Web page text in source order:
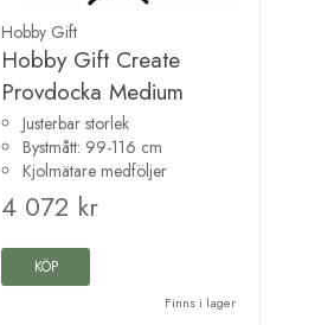
Hobby Gift
Hobby Gift Create
Provdocka Medium
Justerbar storlek
Bystmått: 99-116 cm
Kjolmätare medföljer
4 072 kr
KÖP
Finns i lager